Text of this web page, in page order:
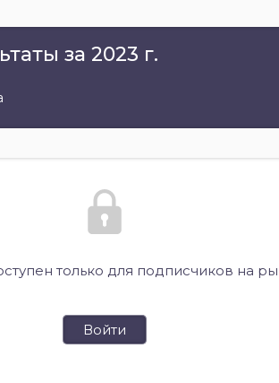
за 2023 г.
только для подписчиков на
Войти